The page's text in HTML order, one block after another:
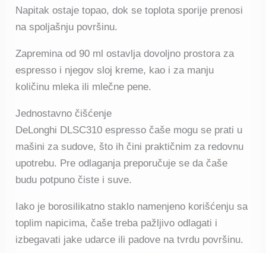
Napitak ostaje topao, dok se toplota sporije prenosi
na spoljašnju površinu.
Zapremina od 90 ml ostavlja dovoljno prostora za
espresso i njegov sloj kreme, kao i za manju
količinu mleka ili mlečne pene.
Jednostavno čišćenje
DeLonghi DLSC310 espresso čaše mogu se prati u
mašini za sudove, što ih čini praktičnim za redovnu
upotrebu. Pre odlaganja preporučuje se da čaše
budu potpuno čiste i suve.
Iako je borosilikatno staklo namenjeno korišćenju sa
toplim napicima, čaše treba pažljivo odlagati i
izbegavati jake udarce ili padove na tvrdu površinu.